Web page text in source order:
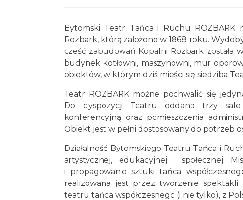
Bytomski Teatr Tańca i Ruchu
Rozbark, którą założono w 1868 roku.
cześć zabudowań Kopalni Rozbark została
budynek kotłowni, maszynowni, mur
obiektów, w którym dziś mieści się siedziba
Teatr ROZBARK możne pochwalić się
Do dyspozycji Teatru oddano trzy sale
konferencyjną oraz pomieszczenia
Obiekt jest w pełni dostosowany do potrzeb
Działalność Bytomskiego Teatru Tańca i
artystycznej, edukacyjnej i społecznej.
i propagowanie sztuki tańca
realizowana jest przez tworzenie spektakli
teatru tańca współczesnego (i nie tylko), z